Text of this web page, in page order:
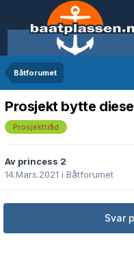
Båtforumet
Prosjekt bytte
Prosjekttråd
Av princess 2
14.Mars.2021 i Båtforumet
Svar